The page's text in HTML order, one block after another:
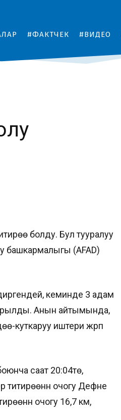
#ФАКТЧЕК #ВИДЕО
болду. Бул тууралуу
башкармалыгы (AFAD)
кеминде 3 адам
Анын айтымында,
куткаруу иштери жүрүп
саат 20:04тө,
титирөөнүн очогу Дефне
очогу 16,7 км,